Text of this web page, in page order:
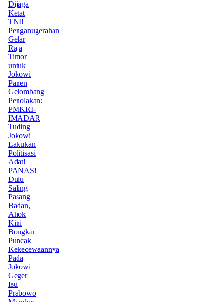
Dijaga
Ketat
TNI!
Penganugerahan
Gelar
Raja
Timor
untuk
Jokowi
Panen
Gelombang
Penolakan:
PMKRI-
IMADAR
Tuding
Jokowi
Lakukan
Politisasi
Adat!
PANAS!
Dulu
Saling
Pasang
Badan,
Ahok
Kini
Bongkar
Puncak
Kekecewaannya
Pada
Jokowi
Geger
Isu
Prabowo